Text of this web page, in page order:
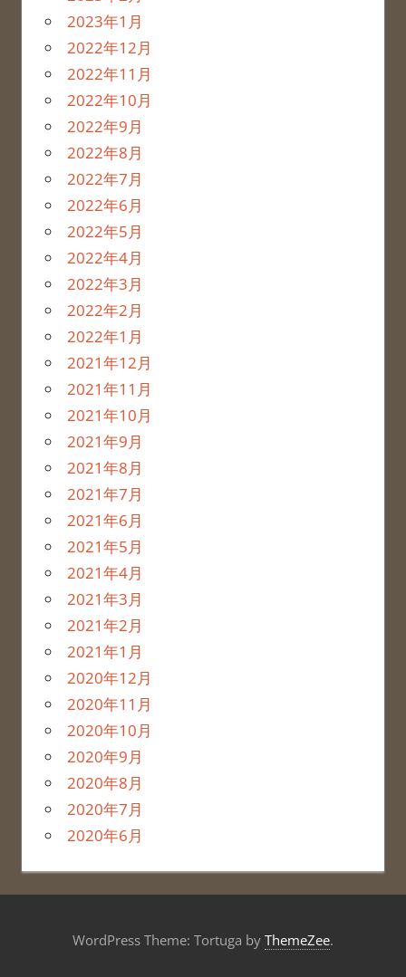
2023年1月
2022年12月
2022年11月
2022年10月
2022年9月
2022年8月
2022年7月
2022年6月
2022年5月
2022年4月
2022年3月
2022年2月
2022年1月
2021年12月
2021年11月
2021年10月
2021年9月
2021年8月
2021年7月
2021年6月
2021年5月
2021年4月
2021年3月
2021年2月
2021年1月
2020年12月
2020年11月
2020年10月
2020年9月
2020年8月
2020年7月
2020年6月
WordPress Theme: Tortuga by ThemeZee.